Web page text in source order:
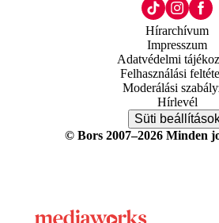
Hírarchívum
Impresszum
Adatvédelmi
Felhasználási
Moderálási
Hírlevél
Süti
© Bors 2007–2026 Minden